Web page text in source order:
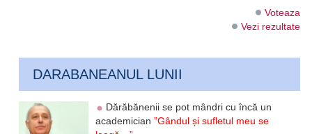
Voteaza
Vezi rezultate
DARABANEANUL LUNII
Dărăbănenii se pot mândri cu încă un
academician”Gândul și sufletul meu se